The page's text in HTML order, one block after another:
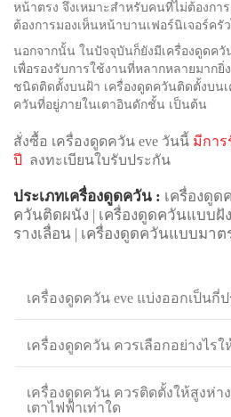
หน้าตรง จึงเหมาะสำหรับคนที่ไม่ต้องกา
ต้องการมองเห็นหน้าบานเฟอร์นิเจอร์ครั
นอกจากนั้น ในปัจจุบันก็ยังมีเครื่องดูดค
เพื่อรองรับการใช้งานที่หลากหลายมาก
ชนิดติดตั้งบนฝ้า เครื่องดูดควันติดตั้งบนเ
ควันที่อยู่ภายในเตาอินดักชั้น เป็นต้น
สั่งซื้อ เครื่องดูดควัน eve วันนี้ มีกา
ปี
ลงทะเบียนใบรับประกัน
ประเภทเครื่องดูดควัน : เครื่องดูด
ควันติดผนัง
เครื่องดูดควันแบบฝัง
รางเลื่อน
เครื่องดูดควันแบบมาต
เครื่องดูดควัน eve แบ่งออกเป็นกี่
เครื่องดูดควัน ควรเลือกอย่างไรใ
เครื่องดูดควัน ควรติดตั้งให้สูงห่า
เตาไฟฟ้าเท่าใด